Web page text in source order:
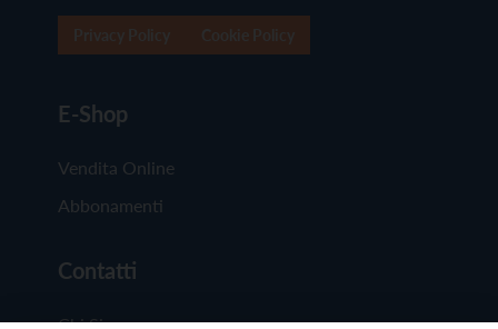
E-Shop
Vendita Online
Abbonamenti
Contatti
Chi Siamo